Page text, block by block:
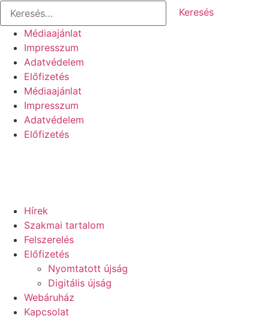
Ugrás
a
tartalomhoz
Keresés:
Médiaajánlat
Impresszum
Adatvédelem
Előfizetés
Médiaajánlat
Impresszum
Adatvédelem
Előfizetés
Hírek
Szakmai tartalom
Felszerelés
Előfizetés
Nyomtatott újság
Digitális újság
Webáruház
Kapcsolat